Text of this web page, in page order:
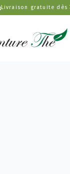
Livraison gratuite dès